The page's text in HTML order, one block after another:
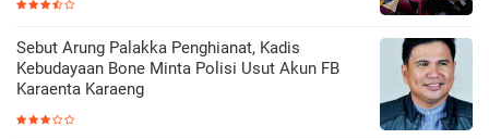
Sebut Arung Palakka Penghianat, Kadis
Kebudayaan Bone Minta Polisi Usut Akun FB
Karaenta Karaeng